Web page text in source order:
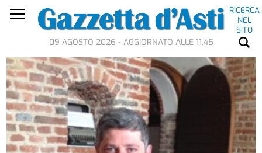
RICERCA
NEL
SITO
09 AGOSTO 2026 - AGGIORNATO ALLE 11.45